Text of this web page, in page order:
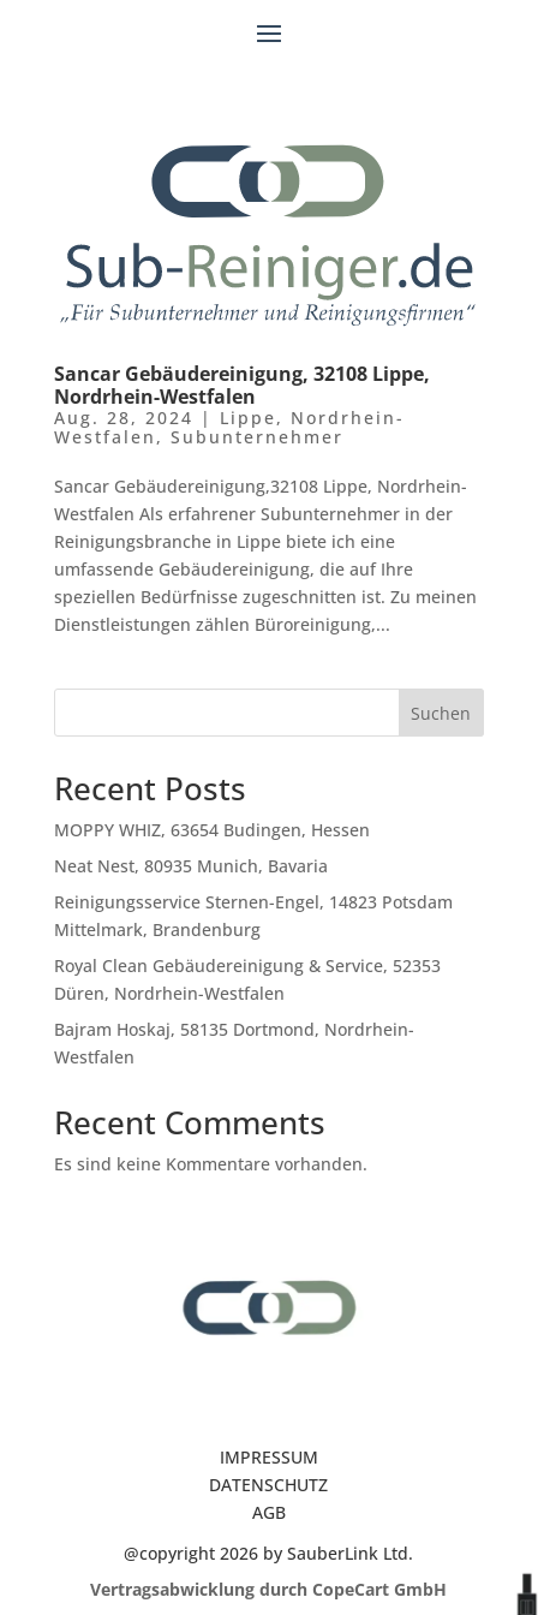
Sancar Gebäudereinigung, 32108 Lippe,
Nordrhein-Westfalen
Aug. 28, 2024 | Lippe, Nordrhein-
Westfalen , Subunternehmer
Sancar Gebäudereinigung,32108 Lippe, Nordrhein-
Westfalen Als erfahrener Subunternehmer in der
Reinigungsbranche in Lippe biete ich eine
umfassende Gebäudereinigung, die auf Ihre
speziellen Bedürfnisse zugeschnitten ist. Zu meinen
Dienstleistungen zählen Büroreinigung,...
Suchen
Recent Posts
MOPPY WHIZ, 63654 Budingen, Hessen
Neat Nest, 80935 Munich, Bavaria
Reinigungsservice Sternen-Engel, 14823 Potsdam
Mittelmark, Brandenburg
Royal Clean Gebäudereinigung & Service, 52353
Düren, Nordrhein-Westfalen
Bajram Hoskaj, 58135 Dortmond, Nordrhein-
Westfalen
Recent Comments
Es sind keine Kommentare vorhanden.
IMPRESSUM
DATENSCHUTZ
AGB
@copyright 2026 by SauberLink Ltd.
Vertragsabwicklung durch CopeCart GmbH